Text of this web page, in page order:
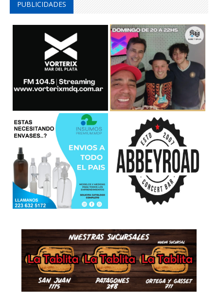
PUBLICIDADES